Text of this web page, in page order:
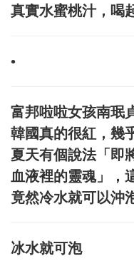
真實水蜜桃汁，喝
•
富邦啦啦女孩南珉
韓國真的很紅，幾
夏天有個說法「即
血液裡的靈魂」，
竟然冷水就可以沖
冰水就可泡